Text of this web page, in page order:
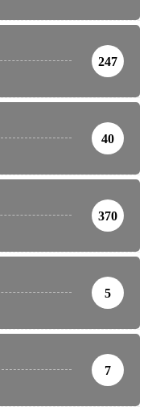
247
40
370
5
7